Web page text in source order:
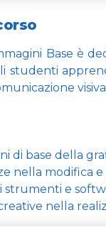
Base è
studenti
di base della
nella modifica
strumenti e
nella